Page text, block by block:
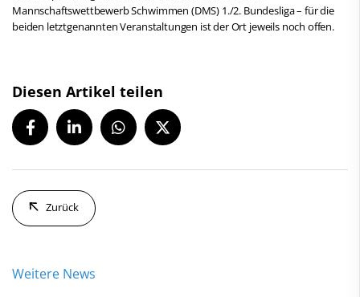
Mannschaftswettbewerb Schwimmen (DMS) 1./2. Bundesliga – für die
beiden letztgenannten Veranstaltungen ist der Ort jeweils noch offen.
Diesen Artikel teilen
Zurück
Weitere News